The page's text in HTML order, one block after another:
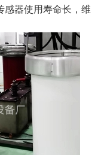
感器使用寿命长，维